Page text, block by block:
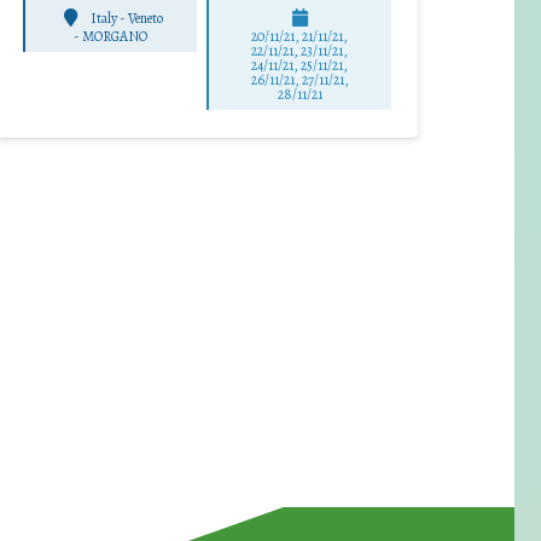
Italy - Veneto
-MORGANO 20/11/21, 21/11/21,
22/11/21, 23/11/21,
24/11/21, 25/11/21,
26/11/21, 27/11/21,
28/11/21